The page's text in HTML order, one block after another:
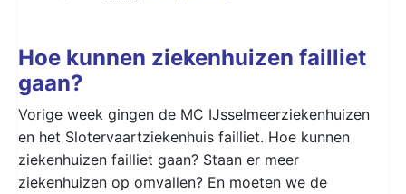
Hoe kunnen ziekenhuizen failliet
gaan?
Vorige week gingen de MC IJsselmeerziekenhuizen
en het Slotervaartziekenhuis failliet. Hoe kunnen
ziekenhuizen failliet gaan? Staan er meer
ziekenhuizen op omvallen? En moeten we de